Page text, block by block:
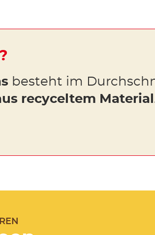
besteht im
recyceltem Material